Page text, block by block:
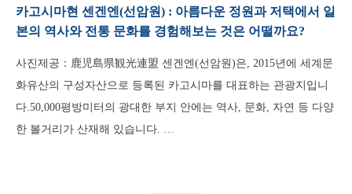
카고시마현 센겐엔(선암원) : 아름다운 정원과 저택에서 일
본의 역사와 전통 문화를 경험해보는 것은 어떨까요?
사진제공：鹿児島県観光連盟 센겐엔(선암원)은, 2015년에 세계문
화유산의 구성자산으로 등록된 카고시마를 대표하는 관광지입니
다.50,000평방미터의 광대한 부지 안에는 역사, 문화, 자연 등 다양
한 볼거리가 산재해 있습니다. …